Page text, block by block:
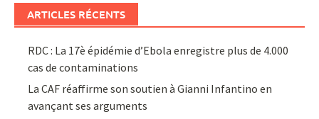
ARTICLES RÉCENTS
RDC : La 17è épidémie d’Ebola enregistre plus de 4.000
cas de contaminations
La CAF réaffirme son soutien à Gianni Infantino en
avançant ses arguments